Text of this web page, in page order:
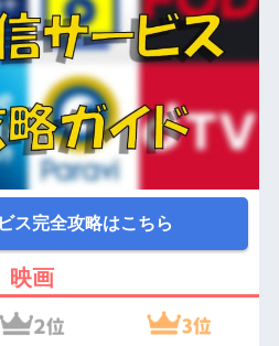
ス完全攻略はこちら
映画